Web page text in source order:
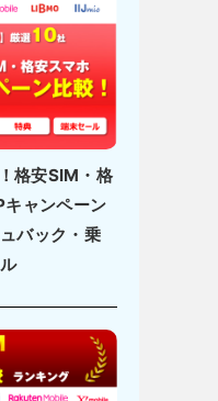
格安SIM・格
ャンペーン
バック・乗